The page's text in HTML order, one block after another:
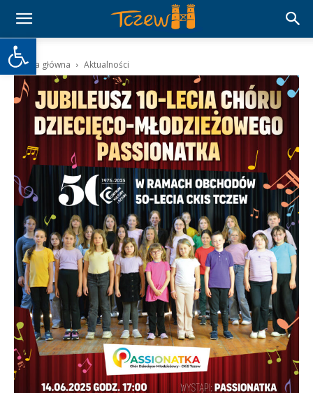
Otwórz pasek narzędzi
Strona główna Aktualności